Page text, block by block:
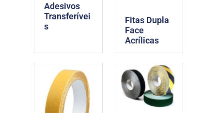
Adesivos
Transferívei
s
Fitas Dupla
Face
Acrílicas